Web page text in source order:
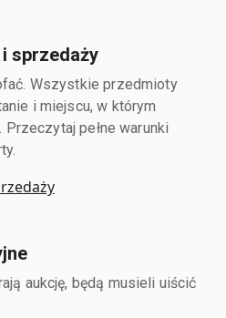
sprzedaży
Wszystkie przedmioty
i miejscu, w którym
pełne warunki
aukcję, będą musieli uiścić